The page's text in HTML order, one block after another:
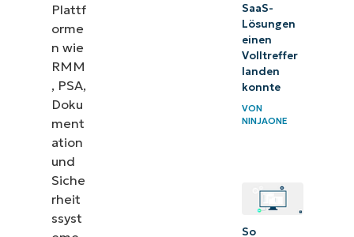
Plattf
orme
n wie
RMM
, PSA,
Doku
ment
ation
und
Siche
rheit
ssyst
SaaS-
Lösungen
einen
Volltreffer
landen
konnte
VON
NINJAONE
So